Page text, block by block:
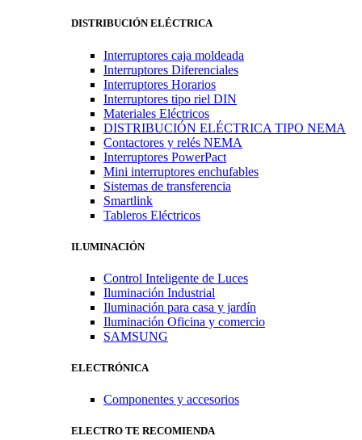
DISTRIBUCIÓN ELÉCTRICA
Interruptores caja moldeada
Interruptores Diferenciales
Interruptores Horarios
Interruptores tipo riel DIN
Materiales Eléctricos
DISTRIBUCIÓN ELÉCTRICA TIPO NEMA
Contactores y relés NEMA
Interruptores PowerPact
Mini interruptores enchufables
Sistemas de transferencia
Smartlink
Tableros Eléctricos
ILUMINACIÓN
Control Inteligente de Luces
Iluminación Industrial
Iluminación para casa y jardín
Iluminación Oficina y comercio
SAMSUNG
ELECTRÓNICA
Componentes y accesorios
ELECTRO TE RECOMIENDA